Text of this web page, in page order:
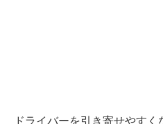
ドライバーを引き寄せやす